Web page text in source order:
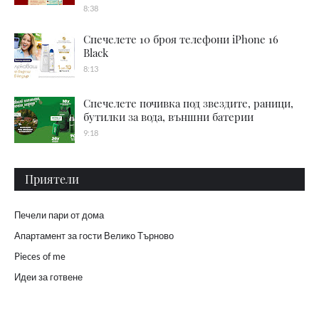
8:38
Спечелете 10 броя телефони iPhone 16
Black
8:13
Спечелете почивка под звездите, раници,
бутилки за вода, външни батерии
9:18
Приятели
Печели пари от дома
Апартамент за гости Велико Търново
Pieces of me
Идеи за готвене